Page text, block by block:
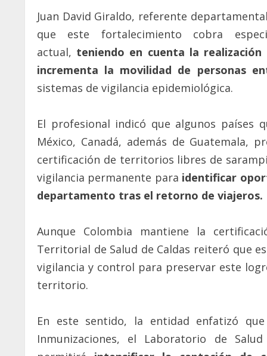
Juan David Giraldo, referente
que este fortalecimiento cobra
actual, teniendo en cuenta la realización
incrementa la movilidad de personas
sistemas de vigilancia epidemiológica.
El profesional indicó que algunos países
México, Canadá, además de Guatemala,
certificación de territorios libres de
vigilancia permanente para identificar
departamento tras el retorno de viajeros.
Aunque Colombia mantiene la
Territorial de Salud de Caldas reiteró que
vigilancia y control para preservar este
territorio.
En este sentido, la entidad enfatizó
Inmunizaciones, el Laboratorio de